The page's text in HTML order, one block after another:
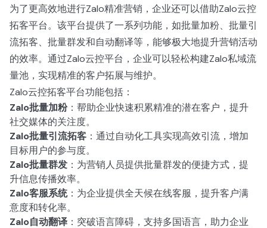
为了更高效地进行Zalo精准营销，企业还可以借助Zalo云控
拓客平台。该平台提供了一系列功能，如批量加粉、批量引
流拓客、批量群发和自动翻译等，能够极大地提升营销活动
的效率。通过Zalo云控平台，企业可以轻松构建Zalo私域流
量池，实现精准的客户拓展与维护。
Zalo云控拓客平台功能包括：
Zalo批量加粉：帮助企业快速积累精准的潜在客户，提升
社交媒体的关注度。
Zalo批量引流拓客 ：通过自动化工具实现高效引流，增加
目标用户的参与度。
Zalo批量群发 ：为营销人员提供批量群发的便捷方式，提
升信息传播效率。
Zalo客服系统：为企业提供全天候在线客服，提升客户满
意度和转化率。
Zalo自动翻译 ：突破语言障碍，支持多国语言，助力企业